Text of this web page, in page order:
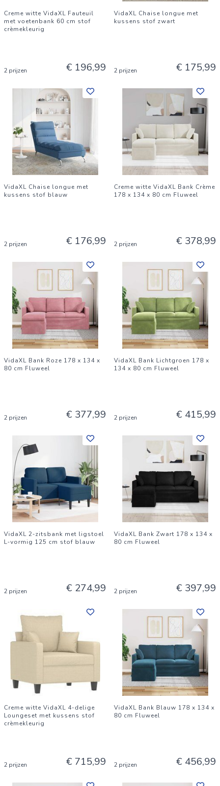
Creme witte VidaXL Fauteuil
met voetenbank 60 cm stof
crèmekleurig
2 prijzen € 196,99
VidaXL Chaise longue met
kussens stof zwart
2 prijzen € 175,99
VidaXL Chaise longue met
kussens stof blauw
2 prijzen € 176,99
Creme witte VidaXL Bank Crème
178 x 134 x 80 cm Fluweel
2 prijzen € 378,99
VidaXL Bank Roze 178 x 134 x
80 cm Fluweel
2 prijzen € 377,99
VidaXL Bank Lichtgroen 178 x
134 x 80 cm Fluweel
2 prijzen € 415,99
VidaXL 2-zitsbank met ligstoel
L-vormig 125 cm stof blauw
2 prijzen € 274,99
VidaXL Bank Zwart 178 x 134 x
80 cm Fluweel
2 prijzen € 397,99
Creme witte VidaXL 4-delige
Loungeset met kussens stof
crèmekleurig
2 prijzen € 715,99
VidaXL Bank Blauw 178 x 134 x
80 cm Fluweel
2 prijzen € 456,99